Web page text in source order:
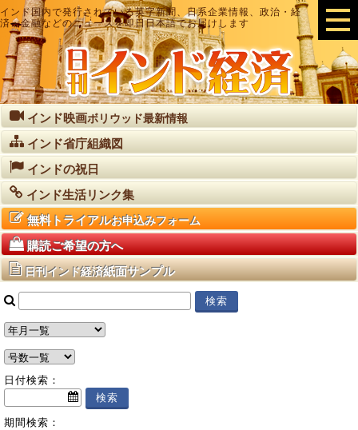
インド国内で発行されている英字新聞、日系企業情報、政治・経
済・金融などのニュースを即日日本語でお届けします
インド映画ボリウッド最新情報
インド省庁組織図
インドの祝日
インド生活リンク集
無料トライアルお申込みフォーム
購読ご希望の方へ
日刊インド経済紙面サンプル
日付検索：
期間検索：